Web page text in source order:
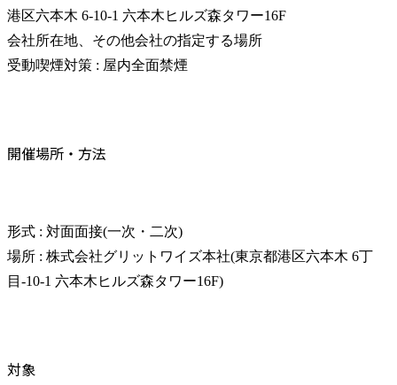
港区六本木 6-10-1 六本木ヒルズ森タワー16F
会社所在地、その他会社の指定する場所
受動喫煙対策 : 屋内全面禁煙
開催場所・方法
形式 : 対面面接(一次・二次)
場所 : 株式会社グリットワイズ本社(東京都港区六本木 6丁
目-10-1 六本木ヒルズ森タワー16F)
対象